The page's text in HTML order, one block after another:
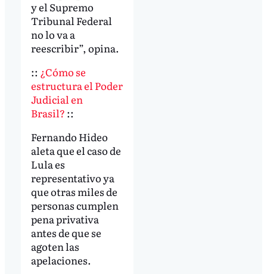
y el Supremo
Tribunal Federal
no lo va a
reescribir”, opina.
:: ¿Cómo se
estructura el Poder
Judicial en
Brasil? ::
Fernando Hideo
aleta que el caso de
Lula es
representativo ya
que otras miles de
personas cumplen
pena privativa
antes de que se
agoten las
apelaciones.